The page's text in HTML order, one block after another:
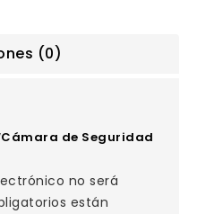
(0)
de Seguridad
no será
están